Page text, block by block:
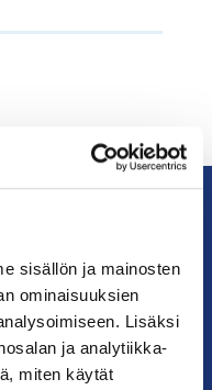
sisällön ja mainosten
ominaisuuksien
Lisäksi
ja analytiikka-
miten käytät